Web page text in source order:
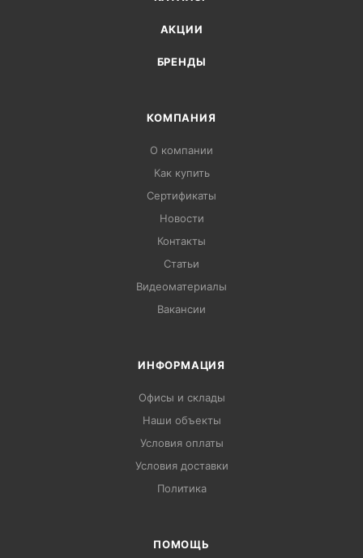
АКЦИИ
БРЕНДЫ
КОМПАНИЯ
О компании
Как купить
Сертификаты
Новости
Контакты
Статьи
Видеоматериалы
Вакансии
ИНФОРМАЦИЯ
Офисы и склады
Наши объекты
Условия оплаты
Условия доставки
Политика
ПОМОЩЬ